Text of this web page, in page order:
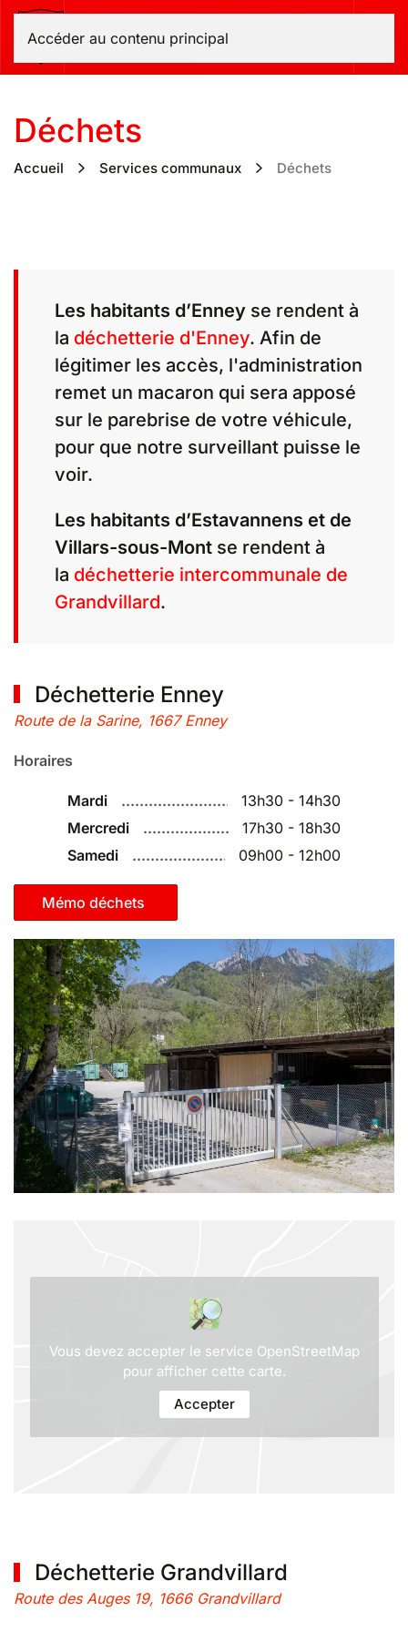
Accéder au contenu principal
Bas-Intyamon
Déchets
Accueil Services communaux Déchets
Les habitants d’Enney se rendent à
la déchetterie d'Enney. Afin de
légitimer les accès, l'administration
remet un macaron qui sera apposé
sur le parebrise de votre véhicule,
pour que notre surveillant puisse le
voir.
Les habitants d’Estavannens et de
Villars-sous-Mont se rendent à
la déchetterie intercommunale de
Grandvillard.
Déchetterie Enney
Route de la Sarine, 1667 Enney
Horaires
Mardi
13h30 - 14h30
Mercredi
17h30 - 18h30
Samedi
09h00 - 12h00
Mémo déchets
Vous devez accepter le service OpenStreetMap
pour afficher cette carte.
Accepter
Déchetterie Grandvillard
Route des Auges 19, 1666 Grandvillard